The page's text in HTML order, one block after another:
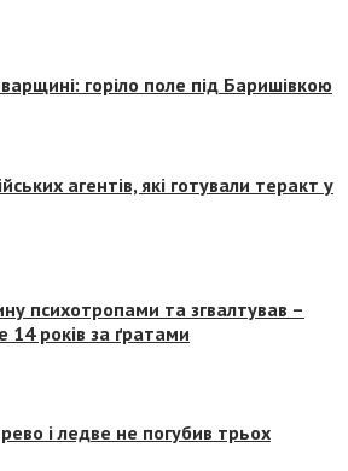
горіло поле під Баришівкою
агентів, які готували теракт у
психотропами та згвалтував –
14 років за ґратами
і ледве не погубив трьох